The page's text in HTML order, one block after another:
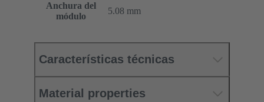
Anchura del
módulo
5.08 mm
Características técnicas
Material properties